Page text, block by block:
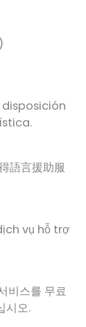
disposición
語言援助服
vụ hỗ trợ
비스를 무료
시오.